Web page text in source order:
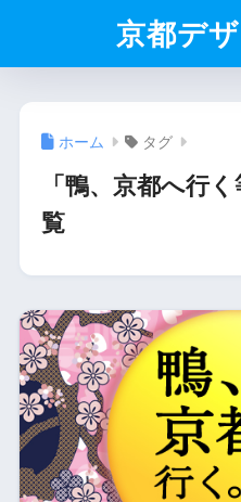
京都デ
ホーム タグ
「鴨、京都へ行
覧